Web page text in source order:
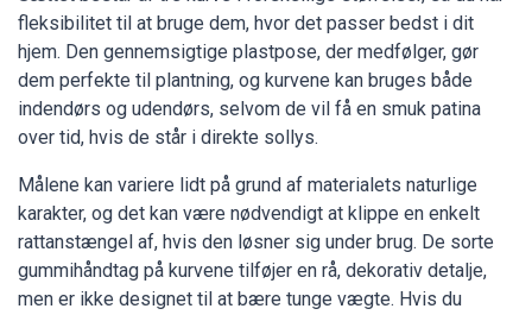
fleksibilitet til at bruge dem, hvor det passer bedst i dit
hjem. Den gennemsigtige plastpose, der medfølger, gør
dem perfekte til plantning, og kurvene kan bruges både
indendørs og udendørs, selvom de vil få en smuk patina
over tid, hvis de står i direkte sollys.
Målene kan variere lidt på grund af materialets naturlige
karakter, og det kan være nødvendigt at klippe en enkelt
rattanstængel af, hvis den løsner sig under brug. De sorte
gummihåndtag på kurvene tilføjer en rå, dekorativ detalje,
men er ikke designet til at bære tunge vægte. Hvis du